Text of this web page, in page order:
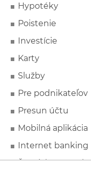
Hypotéky
Poistenie
Investície
Karty
Služby
Pre podnikateľov
Presun účtu
Mobilná aplikácia
Internet banking
Špeciálne